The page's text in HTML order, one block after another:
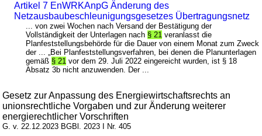
Artikel 7 EnWRKAnpG Änderung des
Netzausbaubeschleunigungsgesetzes Übertragungsnetz
... von zwei Wochen nach Versand der Bestätigung der
Vollständigkeit der Unterlagen nach § 21 veranlasst die
Planfeststellungsbehörde für die Dauer von einem Monat zum Zweck
der ... „Bei Planfeststellungsverfahren, bei denen die Planunterlagen
gemäß § 21 vor dem 29. Juli 2022 eingereicht wurden, ist § 18
Absatz 3b nicht anzuwenden. Der ...
Gesetz zur Anpassung des Energiewirtschaftsrechts an
unionsrechtliche Vorgaben und zur Änderung weiterer
energierechtlicher Vorschriften
G. v. 22.12.2023 BGBl. 2023 I Nr. 405